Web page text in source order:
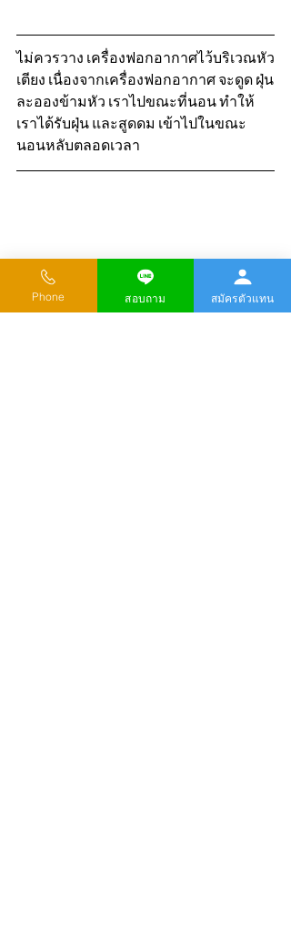
ไม่ควรวาง เครื่องฟอกอากาศไว้บริเวณหัว
เตียง เนื่องจากเครื่องฟอกอากาศ จะดูด ฝุ่น
ละอองข้ามหัว เราไปขณะที่นอน ทำให้
เราได้รับฝุ่น และสูดดม เข้าไปในขณะ
นอนหลับตลอดเวลา
Phone สอบถาม สมัครตัวแทน